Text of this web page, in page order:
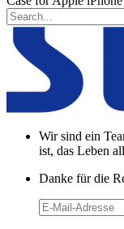
Wir sind ein
ist, das Leben
Danke für die